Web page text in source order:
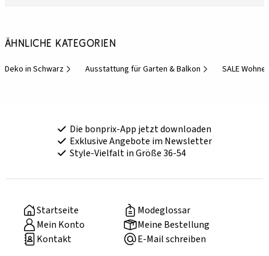
Ähnliche Kategorien
Deko in Schwarz Ausstattung für Garten & Balkon SALE
Die bonprix-App jetzt downloaden
Exklusive Angebote im Newsletter
Style-Vielfalt in Größe 36-54
Startseite
Modeglossar
Mein Konto
Meine Bestellung
Kontakt
E-Mail schreiben